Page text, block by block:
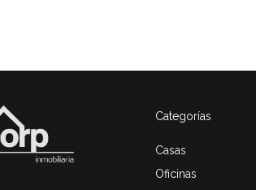
Categorías
Casas
Oficinas